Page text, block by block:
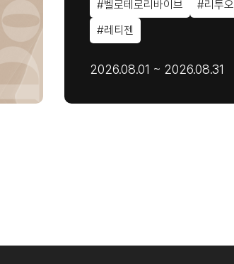
#벨로테로리바이브
#리투오
#레티젠
2026.08.01 ~ 2026.08.31